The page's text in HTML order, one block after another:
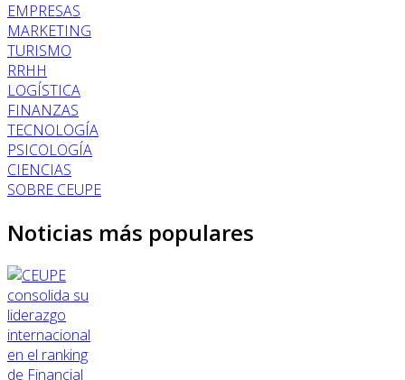
EMPRESAS
MARKETING
TURISMO
RRHH
LOGÍSTICA
FINANZAS
TECNOLOGÍA
PSICOLOGÍA
CIENCIAS
SOBRE CEUPE
Noticias más populares